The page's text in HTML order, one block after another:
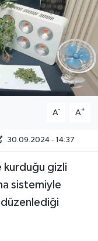
A- A+
30.09.2024 - 14:37
kurduğu gizli
sistemiyle